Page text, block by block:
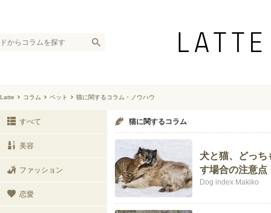
Latte コラム ペット 猫に関するコラム・ノウハウ
すべて
美容
ファッション
恋愛
猫に関するコラム
犬と猫、どっち
す場合の注意点
Dog index Makiko